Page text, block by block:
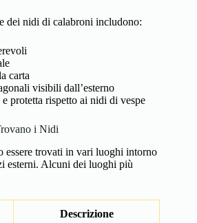
dei nidi di calabroni includono:
carta
visibili dall’esterno
protetta rispetto ai nidi di vespe
i Nidi
essere trovati in vari luoghi intorno
esterni. Alcuni dei luoghi più
Descrizione